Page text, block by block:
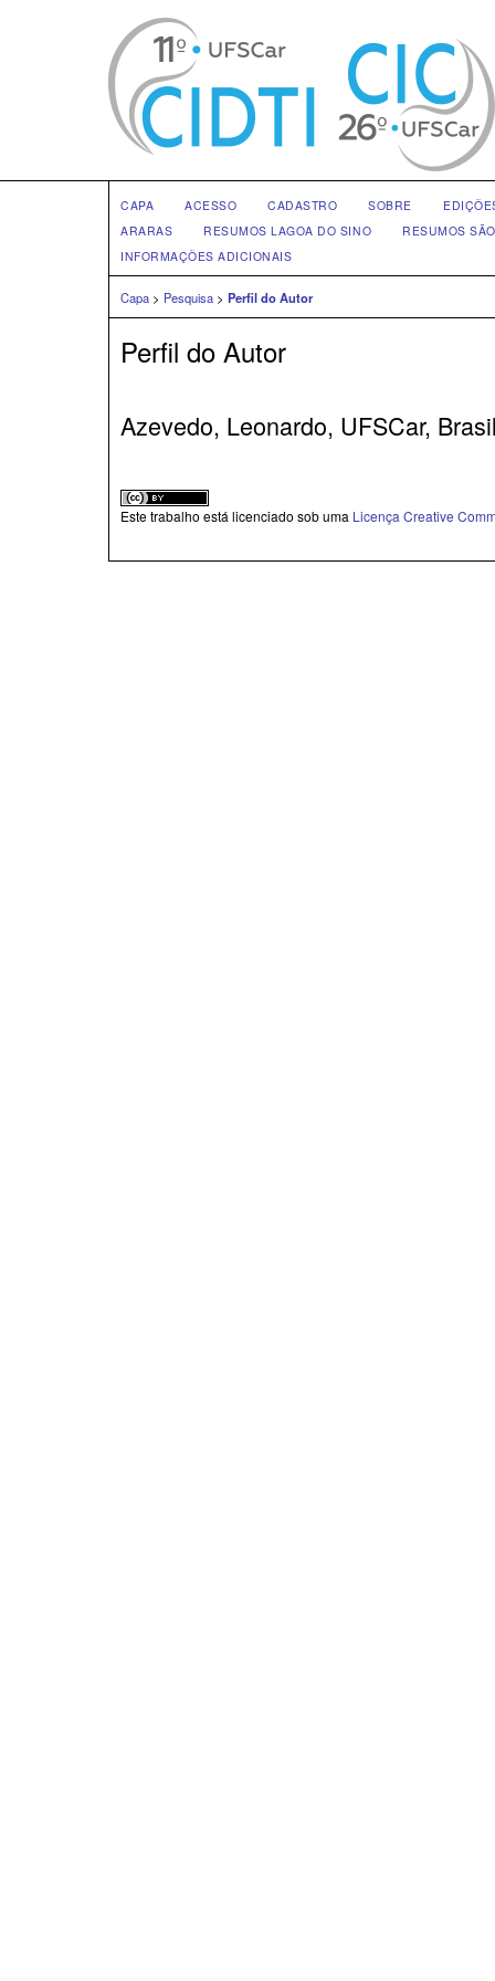
CAPA ACESSO CADASTRO SOBRE
ARARAS
RESUMOS LAGOA DO SINO
RESUMOS
INFORMAÇÕES ADICIONAIS
Capa > Pesquisa > Perfil do Autor
Perfil do Autor
Azevedo, Leonardo, UFSCar,
Este trabalho está licenciado sob uma Licença Creative